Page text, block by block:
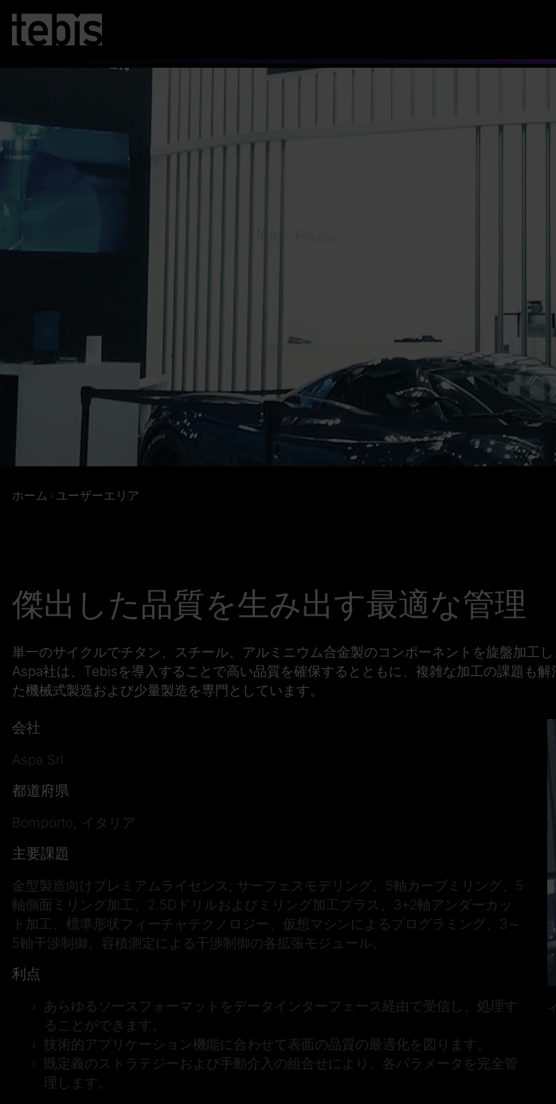
ホーム ユーザーエリア
傑出した品質を生み出す最適な管理
単一のサイクルでチタン、スチール、アルミニウム合金製のコンポーネントを旋盤加工
Aspa社は、Tebisを導入することで高い品質を確保するとともに、複雑な加工の課題も
た機械式製造および少量製造を専門としています。
会社
Aspa Srl
都道府県
Bomporto, イタリア
主要課題
金型製造向けプレミアムライセンス; サーフェスモデリング、5軸カーブミリング、5
軸側面ミリング加工、2.5Dドリルおよびミリング加工プラス、3+2軸アンダーカッ
ト加工、標準形状フィーチャテクノロジー、仮想マシンによるプログラミング、3～
5軸干渉制御、容積測定による干渉制御の各拡張モジュール。
利点
あらゆるソースフォーマットをデータインターフェース経由で受信し、処理す
ることができます。
技術的アプリケーション機能に合わせて表面の品質の最適化を図ります。
既定義のストラテジーおよび手動介入の組合せにより、各パラメータを完全管
理します。